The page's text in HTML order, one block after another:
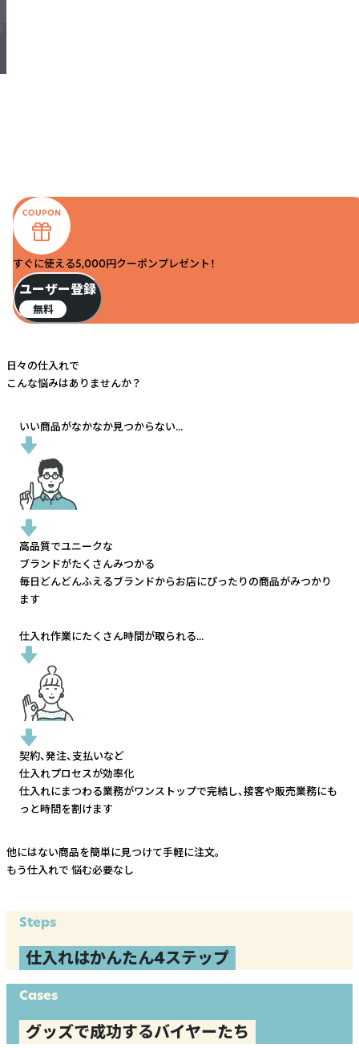
すぐに使える5,000円クーポンプレゼント！
ユーザー登録
無料
日々の仕入れで
こんな悩みはありませんか？
いい商品がなかなか見つからない...
高品質でユニークな
ブランドがたくさんみつかる
毎日どんどんふえるブランドからお店にぴったりの商品がみつかり
ます
仕入れ作業にたくさん時間が取られる...
契約、発注、支払いなど
仕入れプロセスが効率化
仕入れにまつわる業務がワンストップで完結し、接客や販売業務にも
っと時間を割けます
他にはない商品を簡単に見つけて手軽に注文。
もう仕入れで 悩む必要なし
Steps
仕入れはかんたん4ステップ
Cases
グッズで成功するバイヤーたち